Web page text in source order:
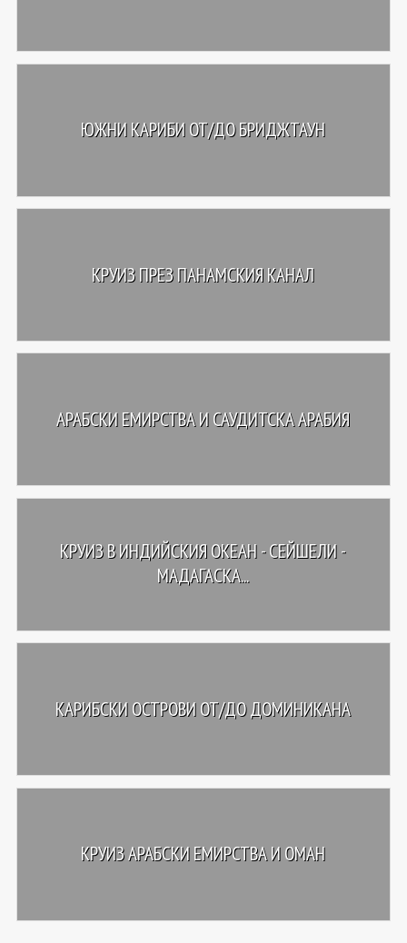
ЮЖНИ КАРИБИ ОТ/ДО БРИДЖТАУН
КРУИЗ ПРЕЗ ПАНАМСКИЯ КАНАЛ
АРАБСКИ ЕМИРСТВА И САУДИТСКА АРАБИЯ
КРУИЗ В ИНДИЙСКИЯ ОКЕАН - СЕЙШЕЛИ -
МАДАГАСКА...
КАРИБСКИ ОСТРОВИ ОТ/ДО ДОМИНИКАНА
КРУИЗ АРАБСКИ ЕМИРСТВА И ОМАН